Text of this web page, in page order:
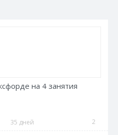
на 4 занятия
35 дней 2